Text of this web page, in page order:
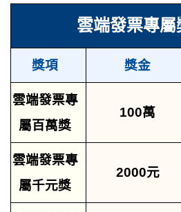
雲端發票專屬
獎項 獎金
雲端發票專
屬百萬獎
100萬
雲端發票專
屬千元獎
2000元